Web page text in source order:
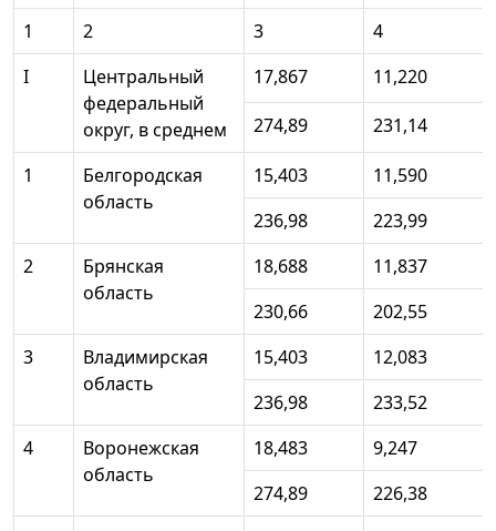
1 2 3
4
I
Центральный
федеральный
округ, в среднем
17,867
11,220
274,89
231,14
1
Белгородская
область
15,403
11,590
236,98
223,99
2
Брянская
область
18,688
11,837
230,66
202,55
3
Владимирская
область
15,403
12,083
236,98
233,52
4
Воронежская
область
18,483
9,247
274,89
226,38